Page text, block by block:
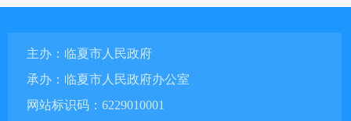
主办：临夏市人民政府
承办：临夏市人民政府办公室
网站标识码：6229010001